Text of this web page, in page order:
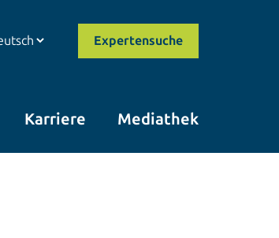
Expertensuche
Karriere Mediathek